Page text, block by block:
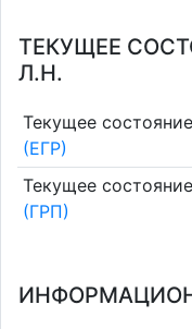
ТЕКУЩЕЕ
Л.Н.
Текущее состояние
(ЕГР)
Текущее состояние
(ГРП)